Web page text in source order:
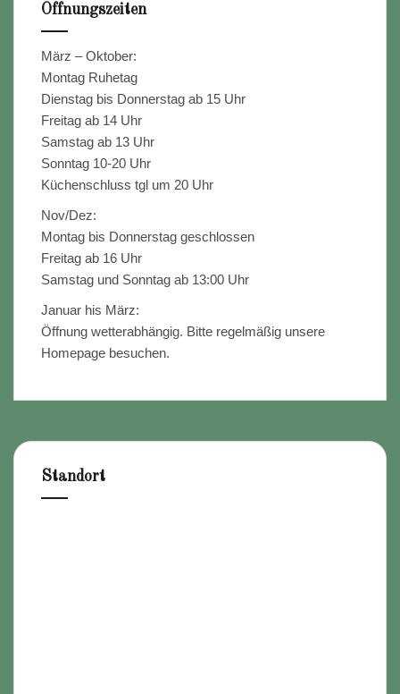
Öffnungszeiten
März – Oktober:
Montag Ruhetag
Dienstag bis Donnerstag ab 15 Uhr
Freitag ab 14 Uhr
Samstag ab 13 Uhr
Sonntag 10-20 Uhr
Küchenschluss tgl um 20 Uhr
Nov/Dez:
Montag bis Donnerstag geschlossen
Freitag ab 16 Uhr
Samstag und Sonntag ab 13:00 Uhr
Januar his März:
Öffnung wetterabhängig. Bitte regelmäßig unsere
Homepage besuchen.
Standort